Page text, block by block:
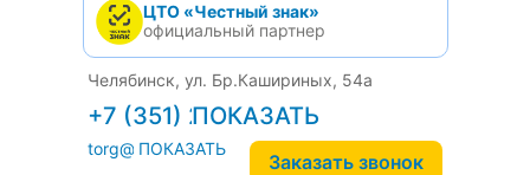
ЦТО «Честный знак»
официальный партнер
Челябинск, ул. Бр.Кашириных, 54а
+7 (351) 242-04-09
torg@1cab.ru
Заказать звонок